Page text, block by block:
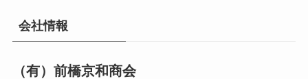
会社情報
（有）前橋京和商会